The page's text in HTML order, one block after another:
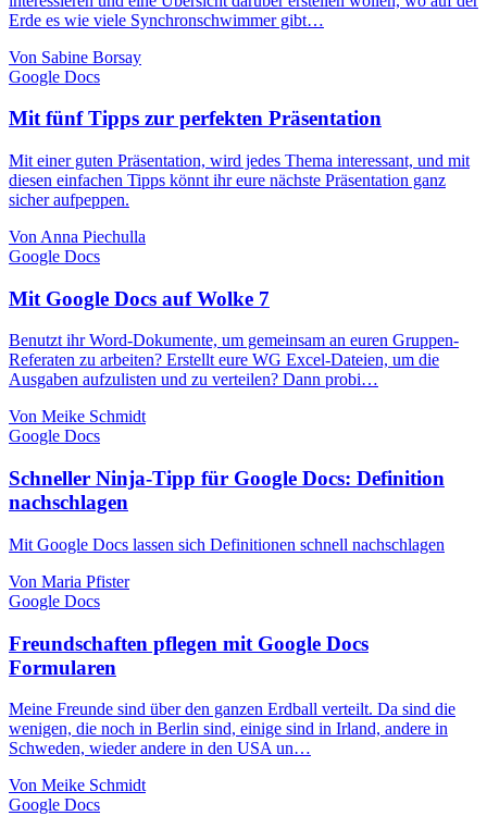
Erde es wie viele Synchronschwimmer gibt…
Von Sabine Borsay
Google Docs
Mit fünf Tipps zur perfekten Präsentation
Mit einer guten Präsentation, wird jedes Thema interessant, und mit
diesen einfachen Tipps könnt ihr eure nächste Präsentation ganz
sicher aufpeppen.
Von Anna Piechulla
Google Docs
Mit Google Docs auf Wolke 7
Benutzt ihr Word-Dokumente, um gemeinsam an euren Gruppen-
Referaten zu arbeiten? Erstellt eure WG Excel-Dateien, um die
Ausgaben aufzulisten und zu verteilen? Dann probi…
Von Meike Schmidt
Google Docs
Schneller Ninja-Tipp für Google Docs: Definition
nachschlagen
Mit Google Docs lassen sich Definitionen schnell nachschlagen
Von Maria Pfister
Google Docs
Freundschaften pflegen mit Google Docs
Formularen
Meine Freunde sind über den ganzen Erdball verteilt. Da sind die
wenigen, die noch in Berlin sind, einige sind in Irland, andere in
Schweden, wieder andere in den USA un…
Von Meike Schmidt
Google Docs